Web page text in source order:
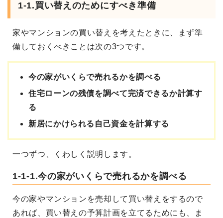
1-1.買い替えのためにすべき準備
家やマンションの買い替えを考えたときに、まず準
備しておくべきことは次の3つです。
今の家がいくらで売れるかを調べる
住宅ローンの残債を調べて完済できるか計算す
る
新居にかけられる自己資金を計算する
一つずつ、くわしく説明します。
1-1-1.今の家がいくらで売れるかを調べる
今の家やマンションを売却して買い替えをするので
あれば、買い替えの予算計画を立てるためにも、ま